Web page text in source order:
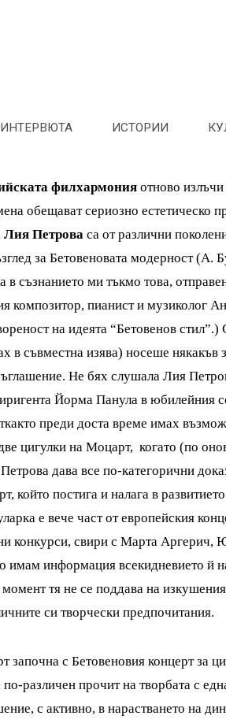
ИНТЕРВЮТА ИСТОРИИ
филхармония отново
обещават сериозно естетическо
Лия Петроваса от различни
за Бетовеновата модерност (А.
в съзнанието ми тъкмо това,
композитор, пианист и музиколог
на идеята “Бетовенов
в съвместна изява) носеше някакъв
Не бях слушала Лия
Йорма Панула в юбилейния
преди доста време имах
цигулки на Моцарт, когато (по
дава все по-категорични
който постига и налага в
е вече част от европейския
конкурси, свири с Марта
информация всекидневието й
тя не се поддава на
си творчески предпочитания.
започна с Бетовеновия концерт за
различен прочит на творбата с
с активно, в нарастването на